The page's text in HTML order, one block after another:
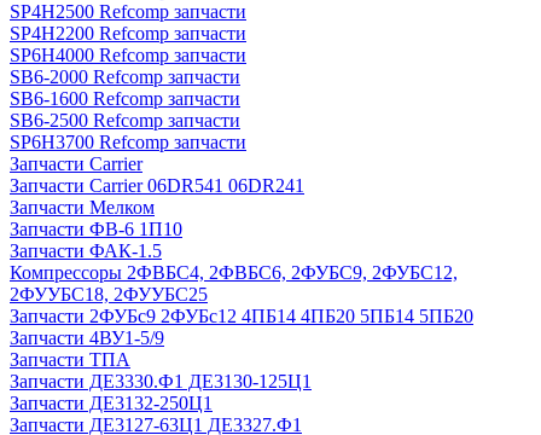
SP4H2500 Refcomp запчасти
SP4H2200 Refcomp запчасти
SP6H4000 Refcomp запчасти
SB6-2000 Refcomp запчасти
SB6-1600 Refcomp запчасти
SB6-2500 Refcomp запчасти
SP6H3700 Refcomp запчасти
Запчасти Carrier
Запчасти Carrier 06DR541 06DR241
Запчасти Мелком
Запчасти ФВ-6 1П10
Запчасти ФАК-1.5
Компрессоры 2ФВБС4, 2ФВБС6, 2ФУБС9, 2ФУБС12,
2ФУУБС18, 2ФУУБС25
Запчасти 2ФУБс9 2ФУБс12 4ПБ14 4ПБ20 5ПБ14 5ПБ20
Запчасти 4ВУ1-5/9
Запчасти ТПА
Запчасти ДЕ3330.Ф1 ДЕ3130-125Ц1
Запчасти ДЕ3132-250Ц1
Запчасти ДЕ3127-63Ц1 ДЕ3327.Ф1